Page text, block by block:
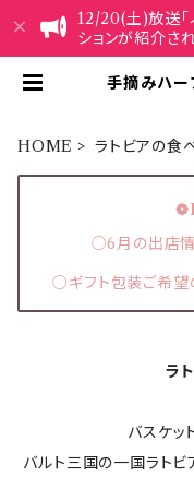
12/20(土)放送「
ションが紹介さ
手摘みハ
HOME ラトビアの食
○6月の出店情
○ギフト包装ご希望
ラ
バスケッ
バルト三国の一国ラト